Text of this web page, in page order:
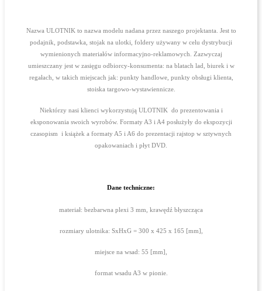
Nazwa ULOTNIK to nazwa modelu nadana przez naszego projektanta. Jest to
podajnik, podstawka, stojak na ulotki, foldery używany w celu dystrybucji
wymienionych materiałów informacyjno-reklamowych. Zazwyczaj
umieszczany jest w zasięgu odbiorcy-konsumenta: na blatach lad, biurek i w
regałach, w takich miejscach jak: punkty handlowe, punkty obsługi klienta,
stoiska targowo-wystawiennicze.
Niektórzy nasi klienci wykorzystują ULOTNIK do prezentowania i
eksponowania swoich wyrobów. Formaty A3 i A4 posłużyły do ekspozycji
czasopism i książek a formaty A5 i A6 do prezentacji rajstop w sztywnych
opakowaniach i płyt DVD.
Dane techniczne:
materiał: bezbarwna plexi 3 mm, krawędź błyszcząca
rozmiary ulotnika: SxHxG = 300 x 425 x 165 [mm],
miejsce na wsad: 55 [mm],
format wsadu A3 w pionie.